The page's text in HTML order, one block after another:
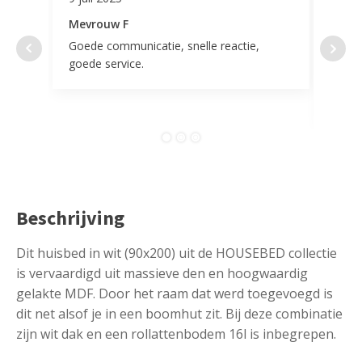
Mevrouw F
Goede communicatie, snelle reactie,
goede service.
door
Beschrijving
Dit huisbed in wit (90x200) uit de HOUSEBED collectie
is vervaardigd uit massieve den en hoogwaardig
gelakte MDF. Door het raam dat werd toegevoegd is
dit net alsof je in een boomhut zit. Bij deze combinatie
zijn wit dak en een rollattenbodem 16l is inbegrepen.